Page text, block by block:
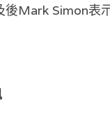
後Mark Simon表